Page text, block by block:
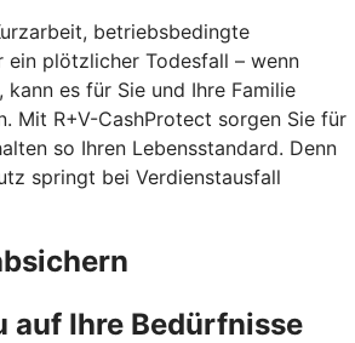
betriebsbedingte
plötzlicher Todesfall – wenn
es für Sie und Ihre Familie
Mit R+V-CashProtect sorgen Sie für
so Ihren Lebensstandard. Denn
springt bei Verdienstausfall
auf Ihre Bedürfnisse